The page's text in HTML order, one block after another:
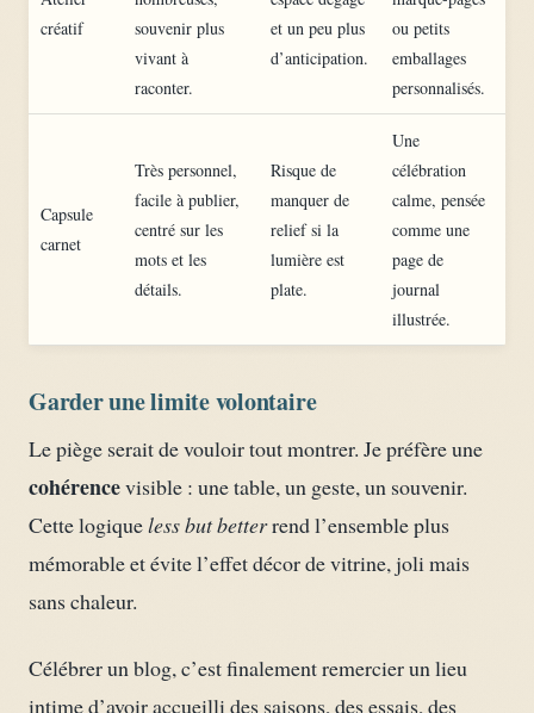
créatif
souvenir plus
vivant à
raconter.
et un peu plus
d’anticipation.
ou petits
emballages
personnalisés.
Capsule
carnet
Très personnel,
facile à publier,
centré sur les
mots et les
détails.
Risque de
manquer de
relief si la
lumière est
plate.
Une
célébration
calme, pensée
comme une
page de
journal
illustrée.
Garder une limite volontaire
Le piège serait de vouloir tout montrer. Je préfère une
cohérencevisible : une table, un geste, un souvenir.
Cette logiqueless but betterrend l’ensemble plus
mémorable et évite l’effet décor de vitrine, joli mais
sans chaleur.
Célébrer un blog, c’est finalement remercier un lieu
intime d’avoir accueilli des saisons, des essais, des